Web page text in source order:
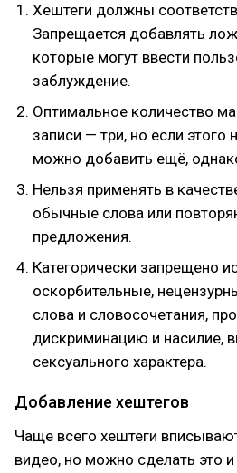
Хештеги должны
Запрещается добавлять
которые могут ввести
заблуждение.
Оптимальное количество
записи — три, но если этого
можно добавить ещё,
Нельзя применять в
обычные слова или
предложения.
Категорически запрещено
оскорбительные,
слова и словосочетания,
дискриминацию и насилие,
сексуального характера.
Добавление хештегов
Чаще всего хештеги
видео, но можно сделать это